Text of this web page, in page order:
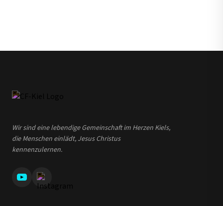
Wir sind eine lebendige Gemeinschaft im Herzen Kiels,
die Menschen einlädt, Jesus Christus
kennenzulernen.